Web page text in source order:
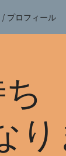
/ プロフィール
り